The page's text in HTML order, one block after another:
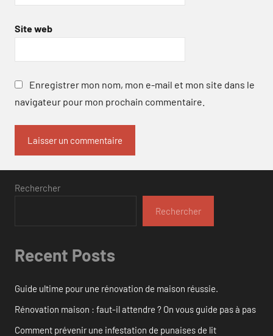
Site web
Enregistrer mon nom, mon e-mail et mon site dans le
navigateur pour mon prochain commentaire.
Rechercher
Rechercher
Recent Posts
Guide ultime pour une rénovation de maison réussie.
Rénovation maison : faut-il attendre ? On vous guide pas à pas
Comment prévenir une infestation de punaises de lit